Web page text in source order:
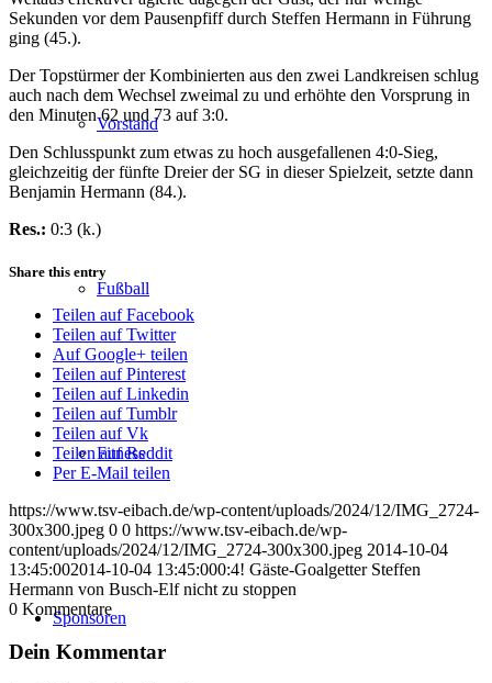
Vorstand
Fußball
Fitness
Sponsoren
Sekunden vor dem Pausenpfiff durch Steffen Hermann in Führung
ging (45.).
Der Topstürmer der Kombinierten aus den zwei Landkreisen schlug
auch nach dem Wechsel zweimal zu und erhöhte den Vorsprung in
den Minuten 62 und 73 auf 3:0.
Den Schlusspunkt zum etwas zu hoch ausgefallenen 4:0-Sieg,
gleichzeitig der fünfte Dreier der SG in dieser Spielzeit, setzte dann
Benjamin Hermann (84.).
Res.: 0:3 (k.)
Share this entry
Teilen auf Facebook
Teilen auf Twitter
Auf Google+ teilen
Teilen auf Pinterest
Teilen auf Linkedin
Teilen auf Tumblr
Teilen auf Vk
Teilen auf Reddit
Per E-Mail teilen
https://www.tsv-eibach.de/wp-content/uploads/2024/12/IMG_2724-
300x300.jpeg 0 0 https://www.tsv-eibach.de/wp-
content/uploads/2024/12/IMG_2724-300x300.jpeg 2014-10-04
13:45:002014-10-04 13:45:000:4! Gäste-Goalgetter Steffen
Hermann von Busch-Elf nicht zu stoppen
0 Kommentare
Dein Kommentar